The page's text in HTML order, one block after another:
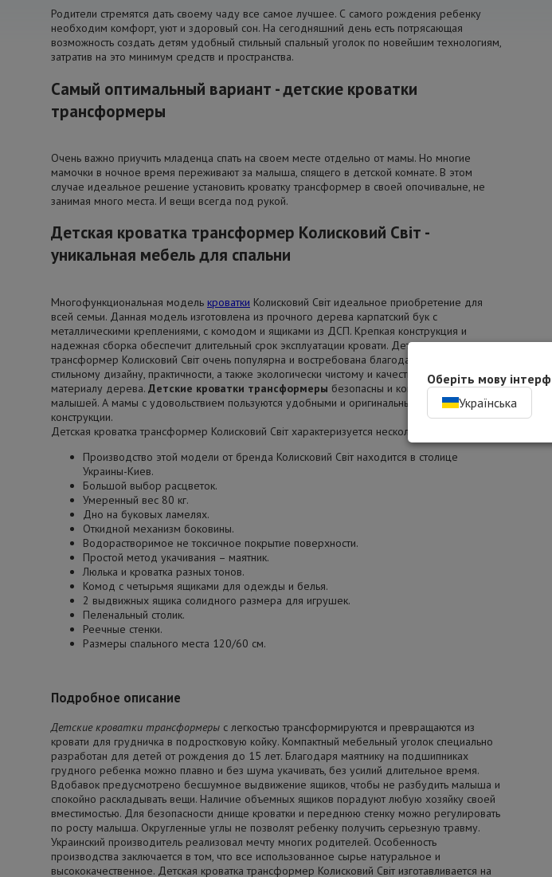
Родители стремятся дать своему чаду все самое лучшее. С самого рождения ребенку
необходим комфорт, уют и здоровый сон. На сегодняшний день есть потрясающая
возможность создать детям удобный стильный спальный уголок по новейшим технологиям,
затратив на это минимум средств и пространства.
Самый оптимальный вариант - детские кроватки
трансформеры
Очень важно приучить младенца спать на своем месте отдельно от мамы. Но многие
мамочки в ночное время переживают за малыша, спящего в детской комнате. В этом
случае идеальное решение установить кроватку трансформер в своей опочивальне, не
занимая много места. И вещи всегда под рукой.
Детская кроватка трансформер Колисковий Свiт -
уникальная мебель для спальни
Многофункциональная модель кроватки Колисковий Свiт идеальное приобретение для
всей семьи. Данная модель изготовлена из прочного дерева карпатский бук с
металлическими креплениями, с комодом и ящиками из ДСП. Крепкая конструкция и
надежная сборка обеспечит длительный срок эксплуатации кровати. Детская кроватка
трансформер Колисковий Світ очень популярна и востребована благодаря долговечности,
стильному дизайну, практичности, а также экологически чистому и качественному
материалу дерева. Детские кроватки трансформеры безопасны и комфортабельны для
малышей. А мамы с удовольствием пользуются удобными и оригинальными возможностями
конструкции.
Детская кроватка трансформер Колисковий Світ характеризуется несколькими пунктами:
Производство этой модели от бренда Колисковий Свiт находится в столице
Украины-Киев.
Большой выбор расцветок.
Умеренный вес 80 кг.
Дно на буковых ламелях.
Откидной механизм боковины.
Водорастворимое не токсичное покрытие поверхности.
Простой метод укачивания – маятник.
Люлька и кроватка разных тонов.
Комод с четырьмя ящиками для одежды и белья.
2 выдвижных ящика солидного размера для игрушек.
Пеленальный столик.
Реечные стенки.
Размеры спального места 120/60 см.
Подробное описание
Детские кроватки трансформеры с легкостью трансформируются и превращаются из
кровати для грудничка в подростковую койку. Компактный мебельный уголок специально
разработан для детей от рождения до 15 лет. Благодаря маятнику на подшипниках
грудного ребенка можно плавно и без шума укачивать, без усилий длительное время.
Вдобавок предусмотрено бесшумное выдвижение ящиков, чтобы не разбудить малыша и
спокойно раскладывать вещи. Наличие объемных ящиков порадуют любую хозяйку своей
вместимостью. Для безопасности днище кроватки и переднюю стенку можно регулировать
по росту малыша. Округленные углы не позволят ребенку получить серьезную травму.
Украинский производитель реализовал мечту многих родителей. Особенность
производства заключается в том, что все использованное сырье натуральное и
высококачественное. Детская кроватка трансформер Колисковий Свiт изготавливается на
Оберіть мову
Українська